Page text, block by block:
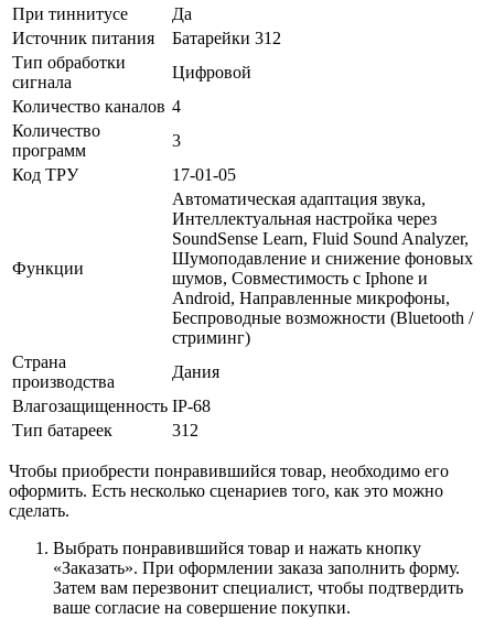
При тиннитусе
Да
Источник питания
Батарейки 312
Тип обработки
сигнала
Цифровой
Количество каналов 4
Количество
программ
3
Код ТРУ
17-01-05
Функции
Автоматическая адаптация звука,
Интеллектуальная настройка через
SoundSense Learn, Fluid Sound Analyzer,
Шумоподавление и снижение фоновых
шумов, Совместимость с Iphone и
Android, Направленные микрофоны,
Беспроводные возможности (Bluetooth /
стриминг)
Страна
производства
Дания
Влагозащищенность IP-68
Тип батареек
312
Чтобы приобрести понравившийся товар, необходимо его
оформить. Есть несколько сценариев того, как это можно
сделать.
Выбрать понравившийся товар и нажать кнопку
«Заказать». При оформлении заказа заполнить форму.
Затем вам перезвонит специалист, чтобы подтвердить
ваше согласие на совершение покупки.